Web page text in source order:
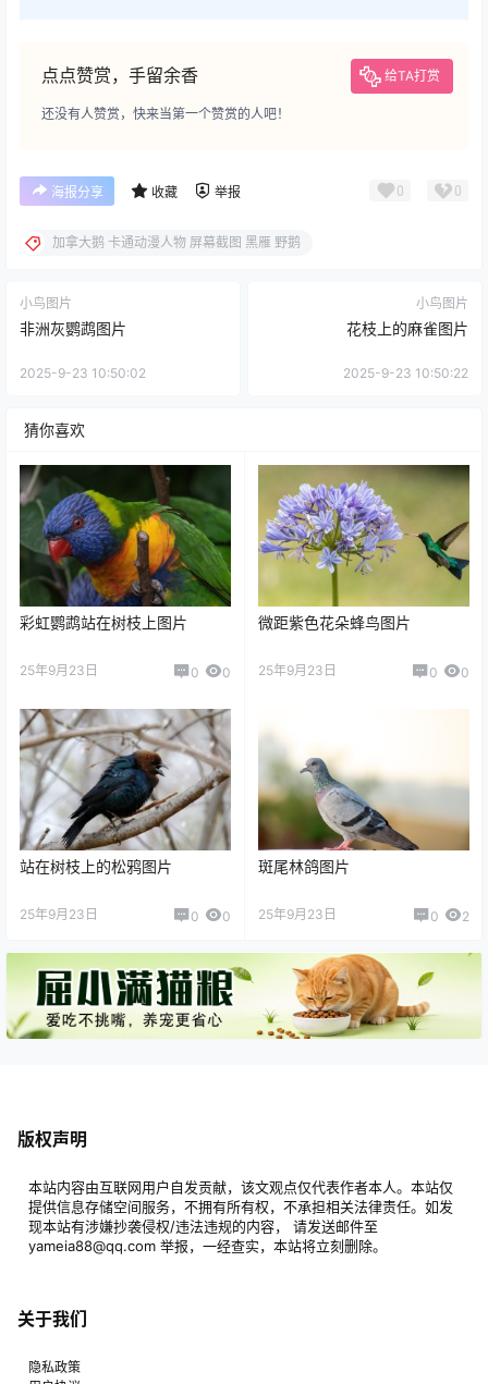
点点赞赏，手留余香 给TA打赏
还没有人赞赏，快来当第一个赞赏的人吧！
海报分享 收藏 举报 0 0
加拿大鹅 卡通动漫人物 屏幕截图 黑雁 野鹅
小鸟图片
非洲灰鹦鹉图片
2025-9-23 10:50:02
小鸟图片
花枝上的麻雀图片
2025-9-23 10:50:22
猜你喜欢
彩虹鹦鹉站在树枝上图片
25年9月23日 0 0
微距紫色花朵蜂鸟图片
25年9月23日 0 0
站在树枝上的松鸦图片
25年9月23日 0 0
斑尾林鸽图片
25年9月23日 0 2
版权声明
本站内容由互联网用户自发贡献，该文观点仅代表作者本人。本站仅
提供信息存储空间服务，不拥有所有权，不承担相关法律责任。如发
现本站有涉嫌抄袭侵权/违法违规的内容， 请发送邮件至
yameia88@qq.com 举报，一经查实，本站将立刻删除。
关于我们
隐私政策